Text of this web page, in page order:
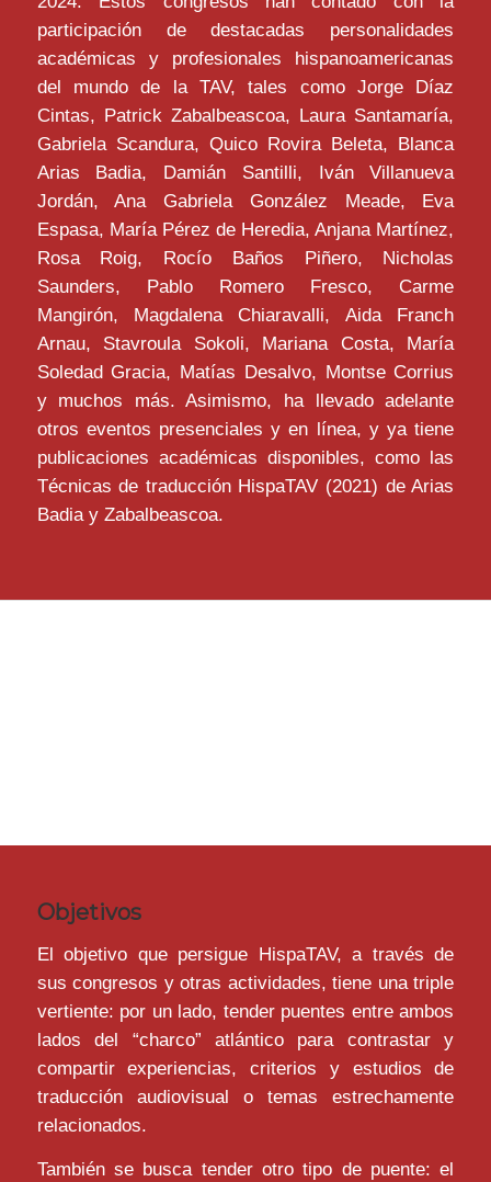
participación de destacadas personalidades
académicas y profesionales hispanoamericanas
del mundo de la TAV, tales como Jorge Díaz
Cintas, Patrick Zabalbeascoa, Laura Santamaría,
Gabriela Scandura, Quico Rovira Beleta, Blanca
Arias Badia, Damián Santilli, Iván Villanueva
Jordán, Ana Gabriela González Meade, Eva
Espasa, María Pérez de Heredia, Anjana Martínez,
Rosa Roig, Rocío Baños Piñero, Nicholas
Saunders, Pablo Romero Fresco, Carme
Mangirón, Magdalena Chiaravalli, Aida Franch
Arnau, Stavroula Sokoli, Mariana Costa, María
Soledad Gracia, Matías Desalvo, Montse Corrius
y muchos más. Asimismo, ha llevado adelante
otros eventos presenciales y en línea, y ya tiene
publicaciones académicas disponibles, como las
Técnicas de traducción HispaTAV (2021) de Arias
Badia y Zabalbeascoa.
Objetivos
El objetivo que persigue HispaTAV, a través de
sus congresos y otras actividades, tiene una triple
vertiente: por un lado, tender puentes entre ambos
lados del “charco” atlántico para contrastar y
compartir experiencias, criterios y estudios de
traducción audiovisual o temas estrechamente
relacionados.
También se busca tender otro tipo de puente: el